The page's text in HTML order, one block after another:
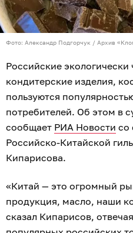
Фото: Александр Подгорчук / Архив
Российские
кондитерские изделия,
пользуются
потребителей. Об этом в
сообщает РИА Новости со
Российско-Китайской
Кипарисова.
«Китай — это огромный
продукция, масло, наши
сказал Кипарисов,